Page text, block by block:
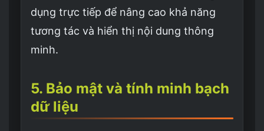
dụng trực tiếp để nâng cao khả năng
tương tác và hiển thị nội dung thông
minh.
5. Bảo mật và tính minh bạch
dữ liệu